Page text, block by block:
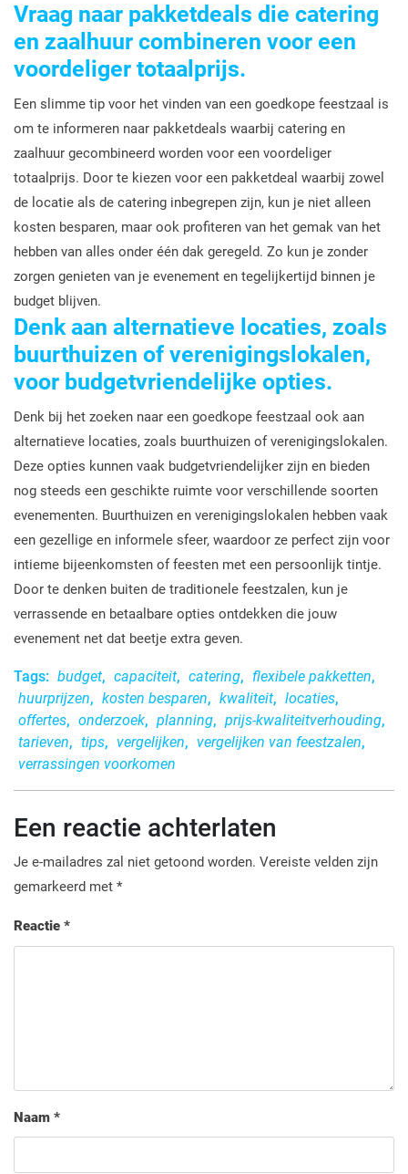
Vraag naar pakketdeals die catering
en zaalhuur combineren voor een
voordeliger totaalprijs.
Een slimme tip voor het vinden van een goedkope feestzaal is
om te informeren naar pakketdeals waarbij catering en
zaalhuur gecombineerd worden voor een voordeliger
totaalprijs. Door te kiezen voor een pakketdeal waarbij zowel
de locatie als de catering inbegrepen zijn, kun je niet alleen
kosten besparen, maar ook profiteren van het gemak van het
hebben van alles onder één dak geregeld. Zo kun je zonder
zorgen genieten van je evenement en tegelijkertijd binnen je
budget blijven.
Denk aan alternatieve locaties, zoals
buurthuizen of verenigingslokalen,
voor budgetvriendelijke opties.
Denk bij het zoeken naar een goedkope feestzaal ook aan
alternatieve locaties, zoals buurthuizen of verenigingslokalen.
Deze opties kunnen vaak budgetvriendelijker zijn en bieden
nog steeds een geschikte ruimte voor verschillende soorten
evenementen. Buurthuizen en verenigingslokalen hebben vaak
een gezellige en informele sfeer, waardoor ze perfect zijn voor
intieme bijeenkomsten of feesten met een persoonlijk tintje.
Door te denken buiten de traditionele feestzalen, kun je
verrassende en betaalbare opties ontdekken die jouw
evenement net dat beetje extra geven.
Tags: budget, capaciteit, catering, flexibele pakketten,
huurprijzen, kosten besparen, kwaliteit, locaties,
offertes, onderzoek, planning, prijs-kwaliteitverhouding,
tarieven, tips, vergelijken, vergelijken van feestzalen,
verrassingen voorkomen
Een reactie achterlaten
Je e-mailadres zal niet getoond worden. Vereiste velden zijn
gemarkeerd met *
Reactie *
Naam *